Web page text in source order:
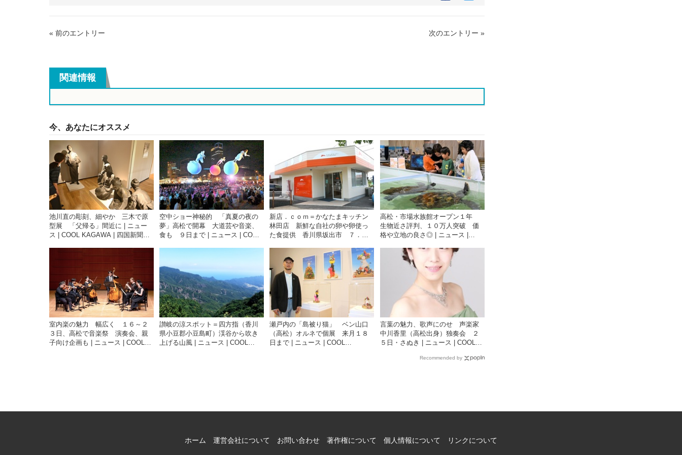
シ
ア
シ
« 前のエントリー 次のエントリー »
関連情報
今、あなたにオススメ
池川直の彫刻、細やか 三木で原
型展 「父帰る」間近に | ニュー
ス | COOL KAGAWA | 四国新聞社
空中ショー神秘的 「真夏の夜の
夢」高松で開幕 大道芸や音楽、
食も ９日まで | ニュース | COOL
新店．ｃｏｍ＝かなたまキッチン
林田店 新鮮な自社の卵や卵使っ
た食提供 香川県坂出市 ７．３
KAGAWA | 四国新聞社が提供する
香川の観光情報サイト
高松・市場水族館オープン１年
生物近さ評判、１０万人突破 価
格や立地の良さ◎ | ニュース |
供する香川の観光情報サイト
室内楽の魅力 幅広く １６～２
３日、高松で音楽祭 演奏会、親
子向け企画も | ニュース | COOL
讃岐の涼スポット＝四方指（香川
県小豆郡小豆島町）渓谷から吹き
上げる山風 | ニュース | COOL
瀬戸内の「島被り猫」 ベン山口
（高松）オルネで個展 来月１８
日まで | ニュース | COOL
言葉の魅力、歌声にのせ 声楽家
中川香里（高松出身）独奏会 ２
５日・さぬき | ニュース | COOL
香川の観光情報サイト
Recommended by
ホーム 運営会社について お問い合わせ 著作権について 個人情報について リンクについて